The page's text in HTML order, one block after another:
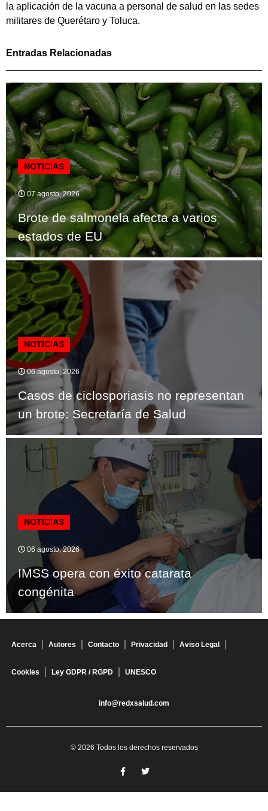
la aplicación de la vacuna a personal de salud en las sedes
militares de Querétaro y Toluca.
Entradas Relacionadas
NOTICIAS
07 agosto, 2026
Brote de salmonela afecta a varios
estados de EU
NOTICIAS
06 agosto, 2026
Casos de ciclosporiasis no representan
un brote: Secretaría de Salud
NOTICIAS
06 agosto, 2026
IMSS opera con éxito catarata
congénita
Acerca Autores Contacto Privacidad Aviso Legal
Cookies Ley GDPR / RGPD UNESCO
info@redxsalud.com
© 2026 Todos los derechos reservados